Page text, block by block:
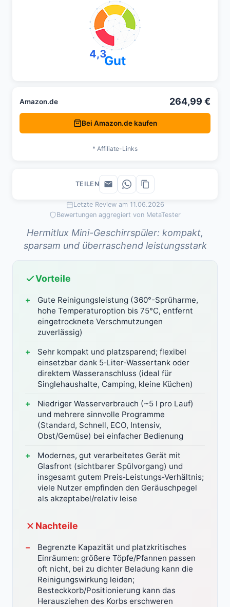
Letzte Review am 11.06.2026
Bewertungen aggregiert von MetaTester
Hermitlux Mini-Geschirrspüler: kompakt,
sparsam und überraschend leistungsstark
Vorteile
Gute Reinigungsleistung (360°-Sprüharme,
hohe Temperaturoption bis 75°C, entfernt
eingetrocknete Verschmutzungen
zuverlässig)
Sehr kompakt und platzsparend; flexibel
einsetzbar dank 5‑Liter-Wassertank oder
direktem Wasseranschluss (ideal für
Singlehaushalte, Camping, kleine Küchen)
Niedriger Wasserverbrauch (~5 l pro Lauf)
und mehrere sinnvolle Programme
(Standard, Schnell, ECO, Intensiv,
Obst/Gemüse) bei einfacher Bedienung
Modernes, gut verarbeitetes Gerät mit
Glasfront (sichtbarer Spülvorgang) und
insgesamt gutem Preis‑Leistungs‑Verhältnis;
viele Nutzer empfinden den Geräuschpegel
als akzeptabel/relativ leise
Nachteile
Begrenzte Kapazität und platzkritisches
Einräumen: größere Töpfe/Pfannen passen
oft nicht, bei zu dichter Beladung kann die
Reinigungswirkung leiden;
Besteckkorb/Positionierung kann das
Herausziehen des Korbs erschweren
4,3Gut
Amazon.de 264,99 €
Bei Amazon.de kaufen
* Affiliate-Links
TEILEN